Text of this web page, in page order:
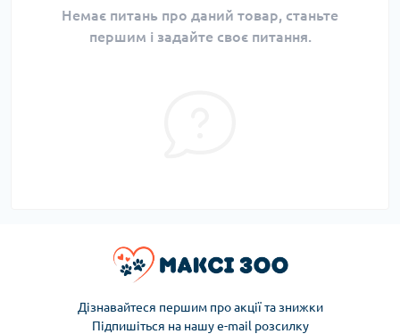
Немає питань про даний товар, станьте
першим і задайте своє питання.
Дізнавайтеся першим про акції та знижки
Підпишіться на нашу e-mail розсилку